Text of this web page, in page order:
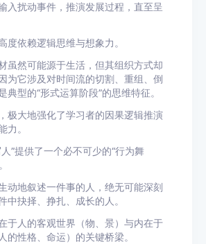
入扰动事件，推演发展过程，直至呈
度依赖逻辑思维与想象力。
虽然可能源于生活，但其组织方式却
为它涉及对时间流的切割、重组、倒
典型的“形式运算阶段”的思维特征。
极大地强化了学习者的因果逻辑推演
力。
”提供了一个必不可少的“行为舞
动地叙述一件事的人，绝无可能深刻
中抉择、挣扎、成长的人。
于人的客观世界（物、景）与内在于
的性格、命运）的关键桥梁。